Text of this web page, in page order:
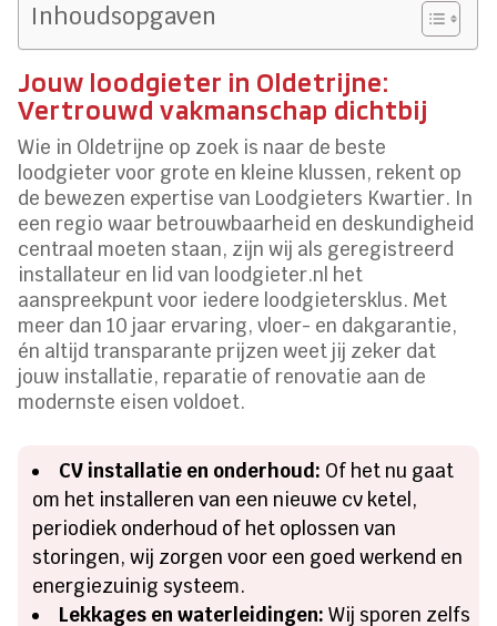
Inhoudsopgaven
Jouw loodgieter in Oldetrijne:
Vertrouwd vakmanschap dichtbij
Wie in Oldetrijne op zoek is naar de beste
loodgieter voor grote en kleine klussen, rekent op
de bewezen expertise van Loodgieters Kwartier. In
een regio waar betrouwbaarheid en deskundigheid
centraal moeten staan, zijn wij als geregistreerd
installateur en lid van loodgieter.nl het
aanspreekpunt voor iedere loodgietersklus. Met
meer dan 10 jaar ervaring, vloer- en dakgarantie,
én altijd transparante prijzen weet jij zeker dat
jouw installatie, reparatie of renovatie aan de
modernste eisen voldoet.
CV installatie en onderhoud: Of het nu gaat
om het installeren van een nieuwe cv ketel,
periodiek onderhoud of het oplossen van
storingen, wij zorgen voor een goed werkend en
energiezuinig systeem.
Lekkages en waterleidingen: Wij sporen zelfs